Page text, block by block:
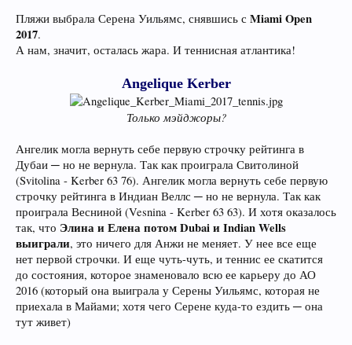
Пляжи выбрала Серена Уильямс, снявшись с Miami Open
2017.
А нам, значит, осталась жара. И теннисная атлантика!
Angelique Kerber
Только мэйджоры?
Ангелик могла вернуть себе первую строчку рейтинга в
Дубаи ─ но не вернула. Так как проиграла Свитолиной
(Svitolina - Kerber 63 76). Ангелик могла вернуть себе первую
строчку рейтинга в Индиан Веллс ─ но не вернула. Так как
проиграла Весниной (Vesnina - Kerber 63 63). И хотя оказалось
так, что Элина и Елена потом Dubai и Indian Wells
выиграли, это ничего для Анжи не меняет. У нее все еще
нет первой строчки. И еще чуть-чуть, и теннис ее скатится
до состояния, которое знаменовало всю ее карьеру до АО
2016 (который она выиграла у Серены Уильямс, которая не
приехала в Майами; хотя чего Серене куда-то ездить ─ она
тут живет)